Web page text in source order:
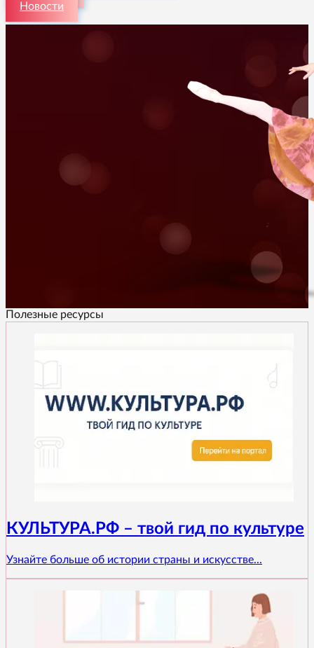
Новости
Полезные ресурсы
КУЛЬТУРА.РФ – твой гид по культуре
Узнайте больше об истории страны и искусстве...